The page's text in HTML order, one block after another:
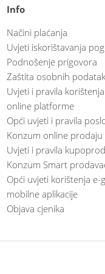
Info
Načini plaćanja
Uvjeti iskorištavanja
Podnošenje prigovora
Zaštita osobnih
Uvjeti i pravila
online platforme
Opći uvjeti i pravila
Konzum online prodaju
Uvjeti i pravila
Konzum Smart
Opći uvjeti korištenja e-
mobilne aplikacije
Objava cjenika